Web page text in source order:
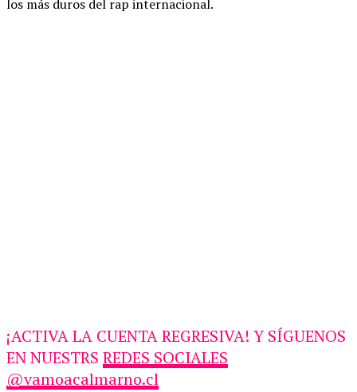
los más duros del rap internacional.
¡ACTIVA LA CUENTA REGRESIVA! Y SÍGUENOS
EN NUESTRS REDES SOCIALES
@vamoacalmarno.cl